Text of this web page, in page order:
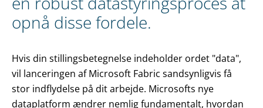
opnå disse fordele.
Hvis din stillingsbetegnelse indeholder ordet "data",
vil lanceringen af Microsoft Fabric sandsynligvis få
stor indflydelse på dit arbejde. Microsofts nye
dataplatform ændrer nemlig fundamentalt, hvordan